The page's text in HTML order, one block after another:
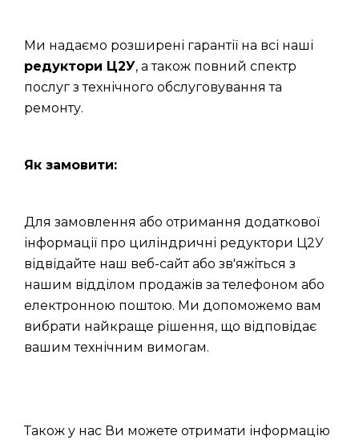
Ми надаємо розширені гарантії на всі наші
редуктори Ц2У, а також повний спектр
послуг з технічного обслуговування та
ремонту.
Як замовити:
Для замовлення або отримання додаткової
інформації про циліндричні редуктори Ц2У
відвідайте наш веб-сайт або зв'яжіться з
нашим відділом продажів за телефоном або
електронною поштою. Ми допоможемо вам
вибрати найкраще рішення, що відповідає
вашим технічним вимогам.
Також у нас Ви можете отримати інформацію